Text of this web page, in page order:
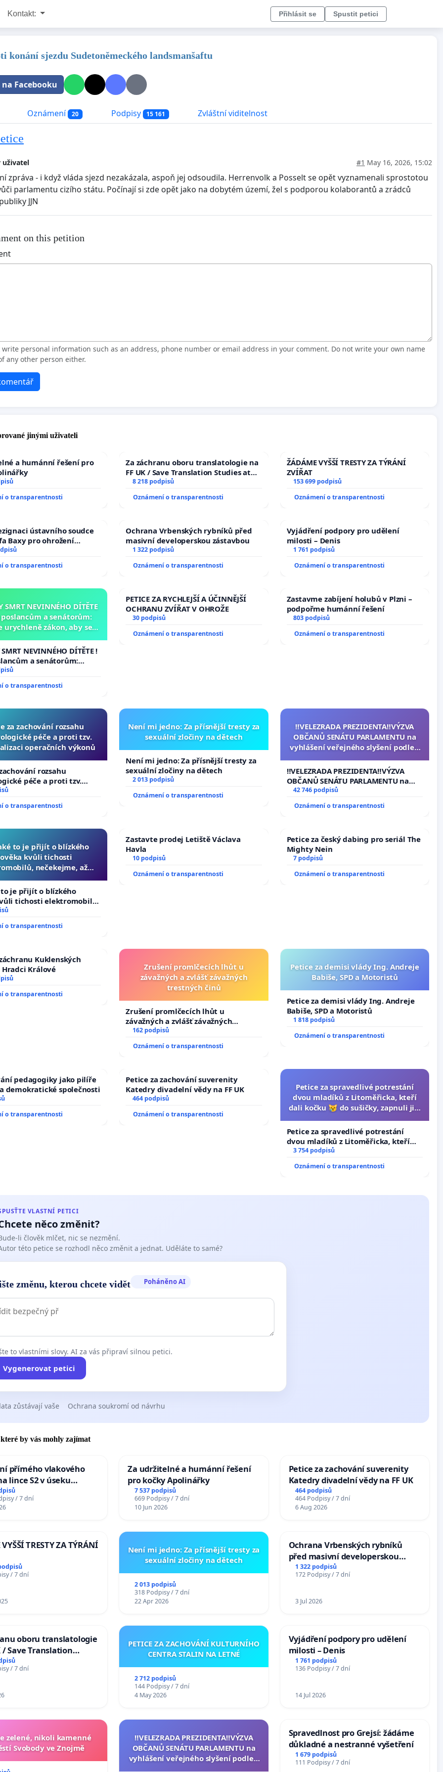
Kontakt: Přihlásit se Spustit petici
konání sjezdu Sudetoněmeckého landsmanšaftu
Facebooku
Oznámení 20 Podpisy 15 161 Zvláštní viditelnost
uživatel #1 May 16, 2026, 15:02
zpráva - i když vláda sjezd nezakázala, aspoň jej odsoudila. Herrenvolk a Posselt se opět vyznamenali sprostotou
parlamentu cizího státu. Počínají si zde opět jako na dobytém území, žel s podporou kolaborantů a zrádců
JJN
on this petition
write personal information such as an address, phone number or email address in your comment. Do not write your own name
any other person either.
jinými uživateli
a humánní řešení pro
o transparentnosti
Za záchranu oboru translatologie na
FF UK / Save Translation Studies at
the Faculty of Arts, Charles
8 218 podpisů
Oznámení o transparentnosti
ŽÁDÁME VYŠŠÍ TRESTY ZA TÝRÁNÍ
ZVÍŘAT
153 699 podpisů
Oznámení o transparentnosti
ústavního soudce
Baxy pro ohrožení
spravedlivý proces
o transparentnosti
Ochrana Vrbenských rybníků před
masivní developerskou zástavbou
1 322 podpisů
Oznámení o transparentnosti
Vyjádření podpory pro udělení
milosti – Denis
1 761 podpisů
Oznámení o transparentnosti
SMRT NEVINNÉHO DÍTĚTE
poslancům a senátorům:
urychleně zákon, aby se
opakovat!
NEVINNÉHO DÍTĚTE !
a senátorům:
zákon, aby se
o transparentnosti
PETICE ZA RYCHLEJŠÍ A ÚČINNĚJŠÍ
OCHRANU ZVÍŘAT V OHROŽE
30 podpisů
Oznámení o transparentnosti
Zastavme zabíjení holubů v Plzni –
podpořme humánní řešení
803 podpisů
Oznámení o transparentnosti
za zachování rozsahu
péče a proti tzv.
operačních výkonů
rozsahu
péče a proti tzv.
operačních výkonů
o transparentnosti
Není mi jedno: Za přísnější tresty za
sexuální zločiny na dětech
Není mi jedno: Za přísnější tresty za
sexuální zločiny na dětech
2 013 podpisů
Oznámení o transparentnosti
‼️VELEZRADA PREZIDENTA‼️VÝZVA
OBČANŮ SENÁTU PARLAMENTU na
vyhlášení veřejného slyšení podle §
návrhu na přijetí usnesení k podání
ústavní žaloby na prezidenta
republiky
‼️VELEZRADA PREZIDENTA‼️VÝZVA
OBČANŮ SENÁTU PARLAMENTU na
vyhlášení veřejného slyšení podle §
na přijetí usnesení k podání ústavní
42 746 podpisů
Oznámení o transparentnosti
to je přijít o blízkého
kvůli tichosti
nečekejme, až
auta!
je přijít o blízkého
tichosti elektromobilů,
až přibydou další,
o transparentnosti
Zastavte prodej Letiště Václava
Havla
10 podpisů
Oznámení o transparentnosti
Petice za český dabing pro seriál The
Mighty Nein
7 podpisů
Oznámení o transparentnosti
Kuklenských
Králové
o transparentnosti
Zrušení promlčecích lhůt u
závažných a zvlášť závažných
trestných činů
Zrušení promlčecích lhůt u
závažných a zvlášť závažných
trestných činů
162 podpisů
Oznámení o transparentnosti
Petice za demisi vlády Ing. Andreje
Babiše, SPD a Motoristů
Petice za demisi vlády Ing. Andreje
Babiše, SPD a Motoristů
1 818 podpisů
Oznámení o transparentnosti
pedagogiky jako pilíře
demokratické společnosti
o transparentnosti
Petice za zachování suverenity
Katedry divadelní vědy na FF UK
464 podpisů
Oznámení o transparentnosti
Petice za spravedlivé potrestání
dvou mladíků z Litoměřicka, kteří
dali kočku 😿 do sušičky, zapnuli ji a
Petice za spravedlivé potrestání
dvou mladíků z Litoměřicka, kteří
dali kočku 😿 do sušičky, zapnuli ji a
3 754 podpisů
Oznámení o transparentnosti
VLASTNÍ PETICI
něco změnit?
li člověk mlčet, nic se nezmění.
této petice se rozhodl něco změnit a jednat. Uděláte to samé?
změnu, kterou chcete vidět Poháněno AI
to vlastními slovy. AI za vás připraví silnou petici.
Vygenerovat petici
zůstávají vaše Ochrana soukromí od návrhu
by vás mohly zajímat
přímého vlakového
lince S2 v úseku
Bohumín – Karviná –
/ 7 dní
Za udržitelné a humánní řešení
pro kočky Apolinářky
7 537 podpisů
669 Podpisy / 7 dní
10 Jun 2026
Petice za zachování suverenity
Katedry divadelní vědy na FF UK
464 podpisů
464 Podpisy / 7 dní
6 Aug 2026
TRESTY ZA TÝRÁNÍ
/ 7 dní
Není mi jedno: Za přísnější tresty za
sexuální zločiny na dětech
2 013 podpisů
318 Podpisy / 7 dní
22 Apr 2026
Ochrana Vrbenských rybníků
před masivní developerskou
zástavbou
1 322 podpisů
172 Podpisy / 7 dní
3 Jul 2026
oboru translatologie
/ Save Translation
the Faculty of Arts,
/ 7 dní
PETICE ZA ZACHOVÁNÍ KULTURNÍHO
CENTRA STALIN NA LETNÉ
2 712 podpisů
144 Podpisy / 7 dní
4 May 2026
Vyjádření podpory pro udělení
milosti – Denis
1 761 podpisů
136 Podpisy / 7 dní
14 Jul 2026
zelené, nikoli kamenné
Svobody ve Znojmě
‼️VELEZRADA PREZIDENTA‼️VÝZVA
OBČANŮ SENÁTU PARLAMENTU na
vyhlášení veřejného slyšení podle §
Spravedlnost pro Grejsí: žádáme
důkladné a nestranné vyšetření
1 679 podpisů
111 Podpisy / 7 dní